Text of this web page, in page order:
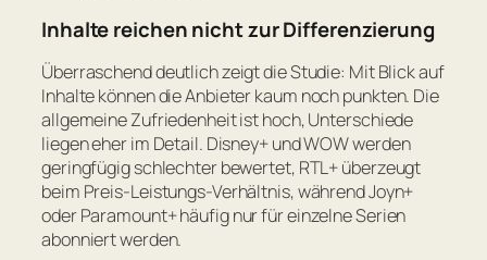
Inhalte reichen nicht zur Differenzierung
Überraschend deutlich zeigt die Studie: Mit Blick auf
Inhalte können die Anbieter kaum noch punkten. Die
allgemeine Zufriedenheit ist hoch, Unterschiede
liegen eher im Detail. Disney+ und WOW werden
geringfügig schlechter bewertet, RTL+ überzeugt
beim Preis-Leistungs-Verhältnis, während Joyn+
oder Paramount+ häufig nur für einzelne Serien
abonniert werden.